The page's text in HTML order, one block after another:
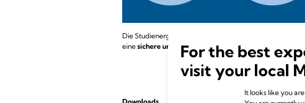
Die Studienergebnisse legen nahe, dass die
einesichere und effiziente Alternative zur Geburtszange
For the best
visit your local
It looks like you